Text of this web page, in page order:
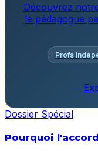
Découvrez
le pédagogue
Profs
Dossier Spécial
Pourquoi